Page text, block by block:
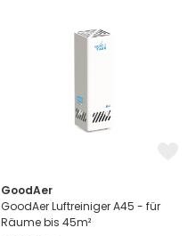
GoodAer
GoodAer Luftreiniger A45 - für
Räume bis 45m²